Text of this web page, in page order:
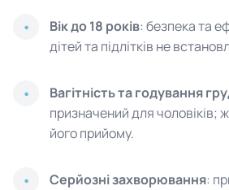
Вік до 18 років: безпека та
дітей та підлітків не
Вагітність та годування
призначений для чоловіків;
його прийому.
Серйозні захворювання: